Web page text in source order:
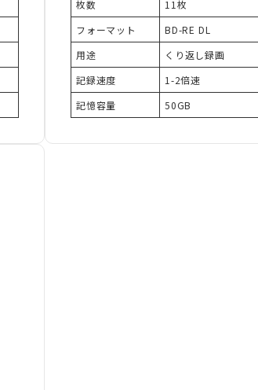
枚数
11枚
フォーマット
BD-RE DL
用途
くり返し録画
記録速度
1-2倍速
記憶容量
50GB